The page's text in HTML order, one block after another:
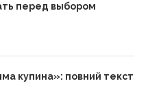
перед выбором
купина»: повний текст